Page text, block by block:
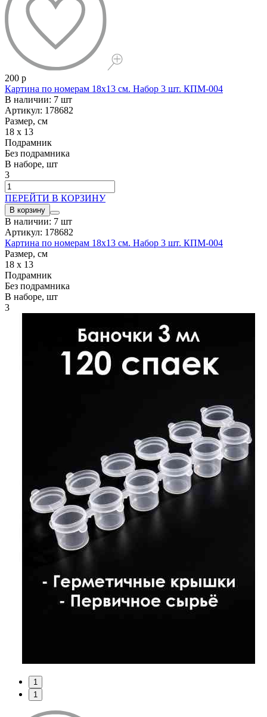
200 р
Картина по номерам 18x13 см. Набор 3 шт. КПМ-004
В наличии: 7 шт
Артикул: 178682
Размер, см
18 x 13
Подрамник
Без подрамника
В наборе, шт
3
ПЕРЕЙТИ В КОРЗИНУ
В корзину
В наличии: 7 шт
Артикул: 178682
Картина по номерам 18x13 см. Набор 3 шт. КПМ-004
Размер, см
18 x 13
Подрамник
Без подрамника
В наборе, шт
3
1
1